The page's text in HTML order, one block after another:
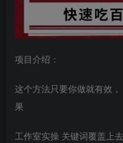
项目介绍：
这个方法只要你做就有效
果
工作室实操 关键词覆盖上